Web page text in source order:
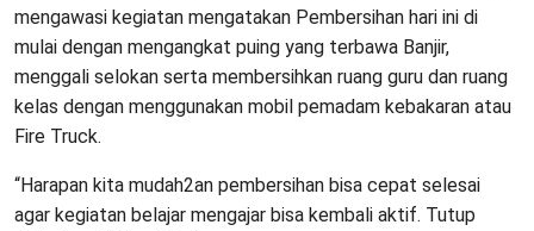
mengawasi kegiatan mengatakan Pembersihan hari ini di
mulai dengan mengangkat puing yang terbawa Banjir,
menggali selokan serta membersihkan ruang guru dan ruang
kelas dengan menggunakan mobil pemadam kebakaran atau
Fire Truck.
“Harapan kita mudah2an pembersihan bisa cepat selesai
agar kegiatan belajar mengajar bisa kembali aktif. Tutup